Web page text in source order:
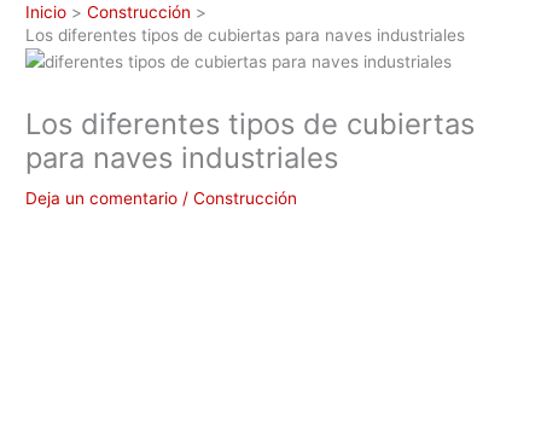
Inicio
Construcción
Los diferentes tipos de cubiertas para naves industriales
Los diferentes tipos de cubiertas
para naves industriales
Deja un comentario /Construcción